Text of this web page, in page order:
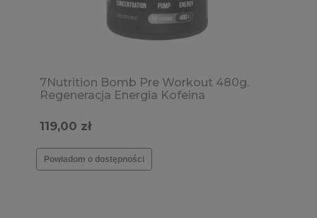
7Nutrition Bomb Pre Workout 480g.
Regeneracja Energia Kofeina
119,00 zł
Powiadom o dostępności